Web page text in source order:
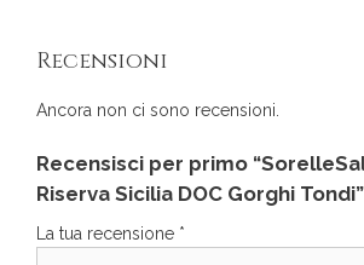
Recensioni
Ancora non ci sono recensioni.
Recensisci per primo
Riserva Sicilia DOC Gorghi Tondi”
La tua recensione *